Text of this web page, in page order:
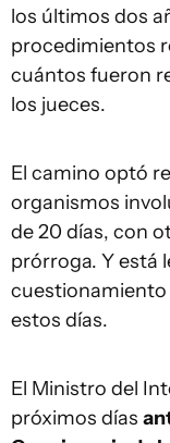
los últimos dos
procedimientos
cuántos fueron
los jueces.
El camino optó
organismos
de 20 días, con
prórroga. Y está
estos días.
El Ministro del
próximos días